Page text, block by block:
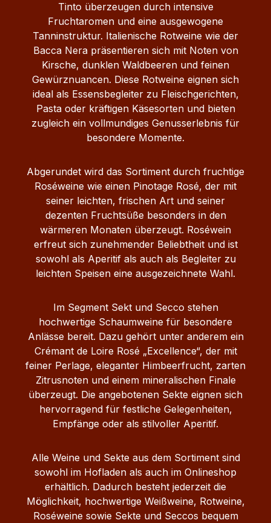
Tinto überzeugen durch intensive
Fruchtaromen und eine ausgewogene
Tanninstruktur. Italienische Rotweine wie der
Bacca Nera präsentieren sich mit Noten von
Kirsche, dunklen Waldbeeren und feinen
Gewürznuancen. Diese Rotweine eignen sich
ideal als Essensbegleiter zu Fleischgerichten,
Pasta oder kräftigen Käsesorten und bieten
zugleich ein vollmundiges Genusserlebnis für
besondere Momente.
Abgerundet wird das Sortiment durch fruchtige
Roséweine wie einen Pinotage Rosé, der mit
seiner leichten, frischen Art und seiner
dezenten Fruchtsüße besonders in den
wärmeren Monaten überzeugt. Roséwein
erfreut sich zunehmender Beliebtheit und ist
sowohl als Aperitif als auch als Begleiter zu
leichten Speisen eine ausgezeichnete Wahl.
Im Segment Sekt und Secco stehen
hochwertige Schaumweine für besondere
Anlässe bereit. Dazu gehört unter anderem ein
Crémant de Loire Rosé „Excellence“, der mit
feiner Perlage, eleganter Himbeerfrucht, zarten
Zitrusnoten und einem mineralischen Finale
überzeugt. Die angebotenen Sekte eignen sich
hervorragend für festliche Gelegenheiten,
Empfänge oder als stilvoller Aperitif.
Alle Weine und Sekte aus dem Sortiment sind
sowohl im Hofladen als auch im Onlineshop
erhältlich. Dadurch besteht jederzeit die
Möglichkeit, hochwertige Weißweine, Rotweine,
Roséweine sowie Sekte und Seccos bequem